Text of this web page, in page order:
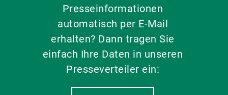
Presseinformationen
automatisch per E-Mail
erhalten? Dann tragen Sie
einfach Ihre Daten in unseren
Presseverteiler ein: